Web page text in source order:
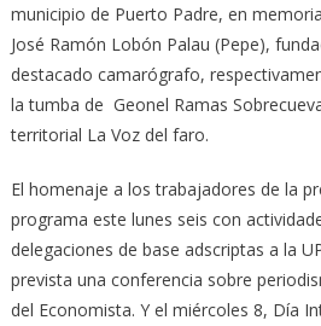
municipio de Puerto Padre, en
José Ramón Lobón Palau (Pepe),
destacado camarógrafo,
la tumba de Geonel Ramas
territorial La Voz del faro.
El homenaje a los trabajadores de la
programa este lunes seis con
delegaciones de base adscriptas a la
prevista una conferencia sobre
del Economista. Y el miércoles 8, Día